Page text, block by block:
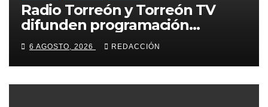
Radio Torreón y Torreón TV
difunden programación
especial por la Semana Mundial
de la Lactancia Materna
6 AGOSTO, 2026 REDACCIÓN